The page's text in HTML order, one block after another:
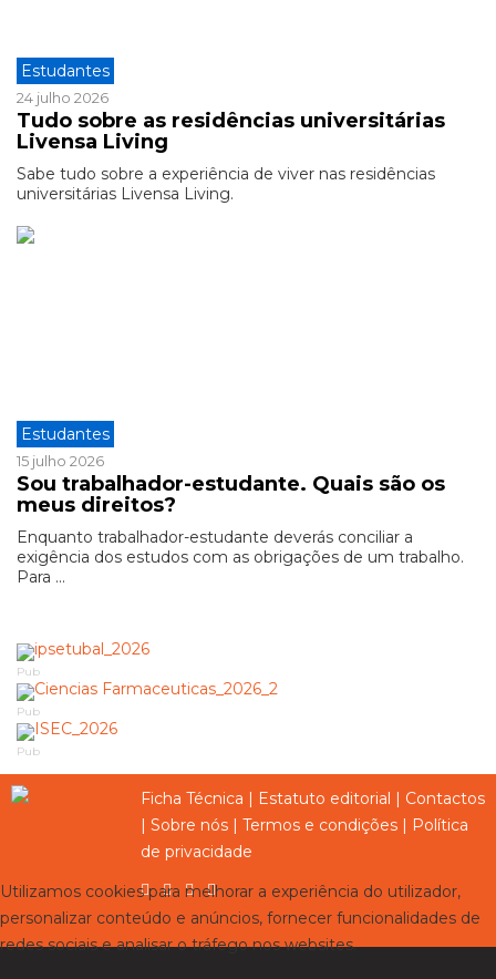
Estudantes
24 julho 2026
Tudo sobre as residências universitárias
Livensa Living
Sabe tudo sobre a experiência de viver nas residências
universitárias Livensa Living.
Estudantes
15 julho 2026
Sou trabalhador-estudante. Quais são os
meus direitos?
Enquanto trabalhador-estudante deverás conciliar a
exigência dos estudos com as obrigações de um trabalho.
Para ...
Pub
Pub
Pub
Ficha Técnica | Estatuto editorial | Contactos
| Sobre nós | Termos e condições | Política
de privacidade
Utilizamos cookies para melhorar a experiência do utilizador,
personalizar conteúdo e anúncios, fornecer funcionalidades de
redes sociais e analisar o tráfego nos websites.